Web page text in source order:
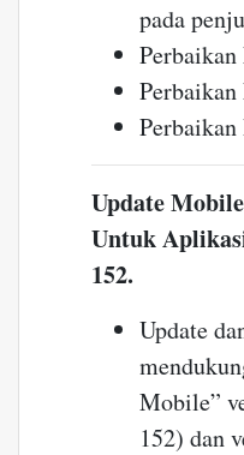
pada
Update
Untuk
152.
Update
Mobile”
152) dan